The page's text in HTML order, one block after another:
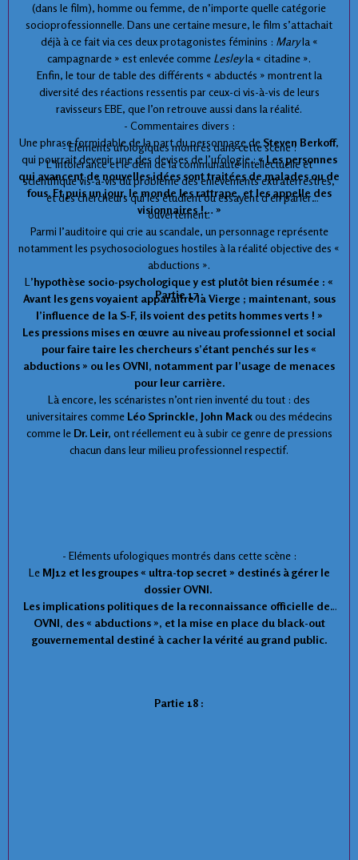
(dans le film), homme ou femme, de n’importe quelle catégorie
socioprofessionnelle. Dans une certaine mesure, le film s’attachait
déjà à ce fait via ces deux protagonistes féminins : Maryla «
campagnarde » est enlevée comme Lesleyla « citadine ».
Enfin, le tour de table des différents « abductés » montrent la
diversité des réactions ressentis par ceux-ci vis-à-vis de leurs
ravisseurs EBE, que l’on retrouve aussi dans la réalité.
- Commentaires divers :
Une phrase formidable de la part du personnage de Steven Berkoff,
qui pourrait devenir une des devises de l’ufologie : « Les personnes
qui avancent de nouvelles idées sont traitées de malades ou de
fous. Et puis un jour, le monde les rattrape, et les appelle des
visionnaires !… »
- Eléments ufologiques montrés dans cette scène :
L’intolérance et le déni de la communauté intellectuelle et
scientifique vis-à-vis du problème des enlèvements extraterrestres,
et des chercheurs qui les étudient ou essayent d’en parler
ouvertement.
Parmi l’auditoire qui crie au scandale, un personnage représente
notamment les psychosociologues hostiles à la réalité objective des «
abductions ».
L ’hypothèse socio-psychologique y est plutôt bien résumée : «
Avant les gens voyaient apparaître la Vierge ; maintenant, sous
l’influence de la S-F, ils voient des petits hommes verts ! »
Les pressions mises en œuvre au niveau professionnel et social
pour faire taire les chercheurs s’étant penchés sur les «
abductions » ou les OVNI, notamment par l’usage de menaces
pour leur carrière.
Là encore, les scénaristes n’ont rien inventé du tout : des
universitaires comme Léo Sprinckle, John Mackou des médecins
comme le Dr. Leir, ont réellement eu à subir ce genre de pressions
chacun dans leur milieu professionnel respectif.
Partie 17 :
- Eléments ufologiques montrés dans cette scène :
Le MJ12 et les groupes « ultra-top secret » destinés à gérer le
dossier OVNI.
Les implications politiques de la reconnaissance officielle des
OVNI, des « abductions », et la mise en place du black-out
gouvernemental destiné à cacher la vérité au grand public.
Partie 18 :